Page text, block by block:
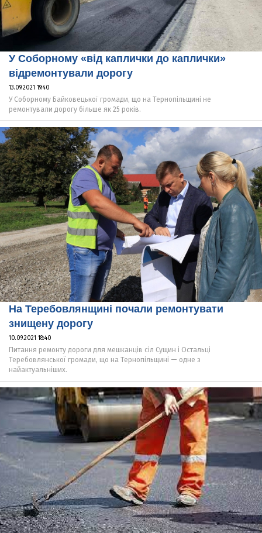
У Соборному «від каплички до каплички»
відремонтували дорогу
13.09.2021 19:40
У Соборному Байковецької громади, що на Тернопільщині не
ремонтували дорогу більше як 25 років.
На Теребовлянщині почали ремонтувати
знищену дорогу
10.09.2021 18:40
Питання ремонту дороги для мешканців сіл Сущин і Остальці
Теребовлянської громади, що на Тернопільщині — одне з
найактуальніших.